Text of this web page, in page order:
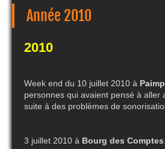
Année 2010
2010
Week end du 10 juillet 2010 à
personnes qui avaient pensé à
suite à des problèmes de
3 juillet 2010 à Bourg des Comptes